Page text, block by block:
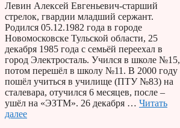
Левин Алексей Евгеньевич-старший
стрелок, гвардии младший сержант.
Родился 05.12.1982 года в городе
Новомосковске Тульской области, 25
декабря 1985 года с семьёй переехал в
город Электросталь. Учился в школе №15,
потом перешёл в школу №11. В 2000 году
пошёл учиться в училище (ПТУ №83) на
сталевара, отучился 6 месяцев, после –
ушёл на «ЭЗТМ». 26 декабря … Читать
далее